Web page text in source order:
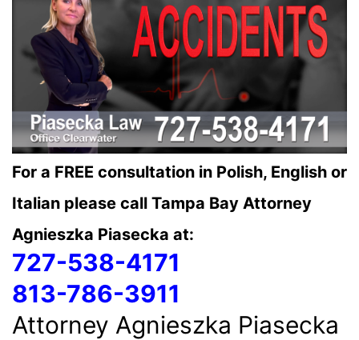
For a FREE consultation in Polish, English or
Italian please call Tampa Bay Attorney
Agnieszka Piasecka at:
727-538-4171
813-786-3911
Attorney Agnieszka Piasecka